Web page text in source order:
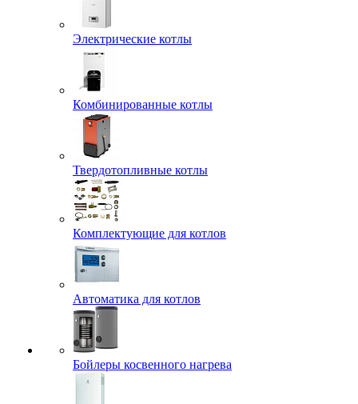
Электрические котлы
Комбинированные котлы
Твердотопливные котлы
Комплектующие для котлов
Автоматика для котлов
Бойлеры косвенного нагрева